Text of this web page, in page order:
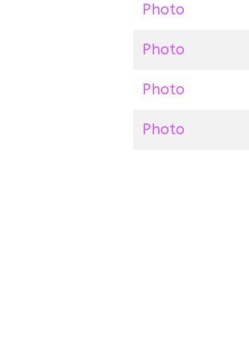
Photo
Photo
Photo
Photo